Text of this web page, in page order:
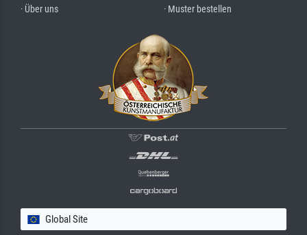
· Über uns
· Muster bestellen
Global Site